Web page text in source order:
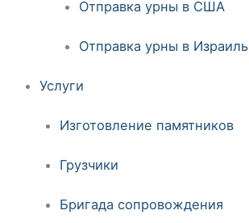
Отправка урны в США
Отправка урны в Израиль
Услуги
Изготовление памятников
Грузчики
Бригада сопровождения